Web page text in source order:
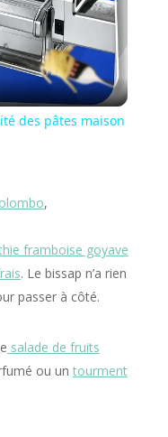
des pâtes maison
,
framboise goyave
. Le bissap n’a rien
passer à côté.
salade de fruits
ou un tourment